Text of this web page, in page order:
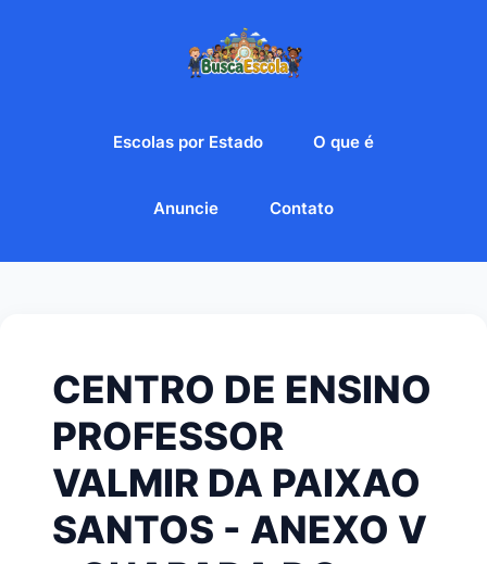
Escolas por Estado O que é
Anuncie Contato
CENTRO DE ENSINO
PROFESSOR
VALMIR DA PAIXAO
SANTOS - ANEXO V